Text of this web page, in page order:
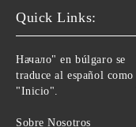
Quick Links:
Начало" en búlgaro se
traduce al español como
"Inicio".
Sobre Nosotros